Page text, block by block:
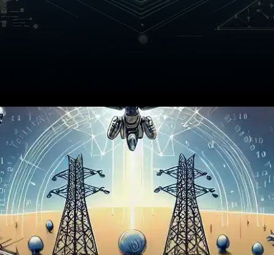
En décembre 2025, le
Département de la Défense
des États-Unis a lancé une
nouvelle plateforme